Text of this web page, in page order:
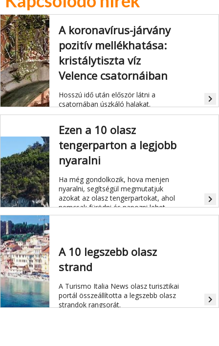
A koronavírus-járvány
pozitív mellékhatása:
kristálytiszta víz
Velence csatornáiban
Hosszú idő után először látni a
csatornában úszkáló halakat.
navigate_next
Ezen a 10 olasz
tengerparton a legjobb
nyaralni
Ha még gondolkozik, hova menjen
nyaralni, segítségül megmutatjuk
azokat az olasz tengerpartokat, ahol
nemcsak fürödni és napozni lehet,
hanem kulturális látnivalók is bőven
navigate_next
A 10 legszebb olasz
strand
A Turismo Italia News olasz turisztikai
portál összeállította a legszebb olasz
strandok rangsorát.
navigate_next